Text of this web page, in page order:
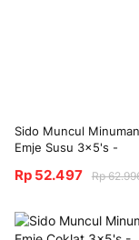
Sido Muncul
Emje Susu 3x5's -
Rp 52.497 Rp